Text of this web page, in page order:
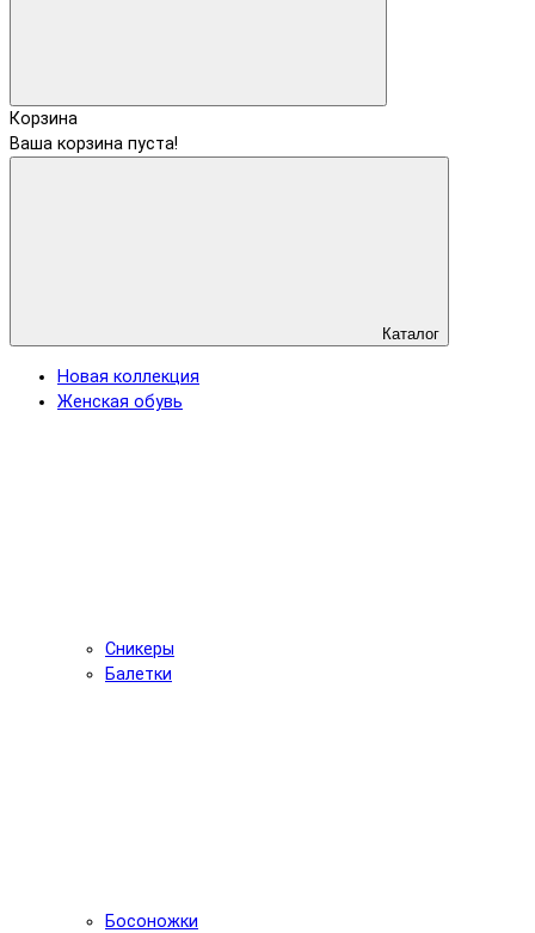
Корзина
Ваша корзина пуста!
Каталог
Новая коллекция
Женская обувь
Сникеры
Балетки
Босоножки